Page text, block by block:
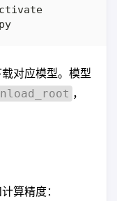
对应模型。模型
，
算精度：